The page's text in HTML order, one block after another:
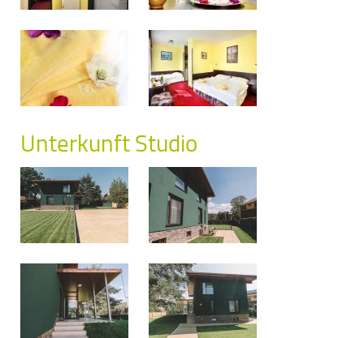
Unterkunft Studio